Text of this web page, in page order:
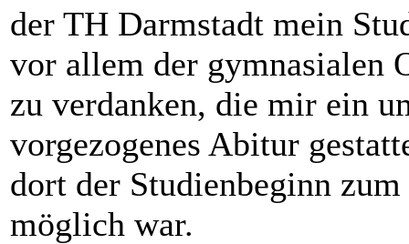
der TH Darmstadt mein
vor allem der gymnasialen
zu ­verdanken, die mir ein
vorgezogenes Abitur
dort der Studienbeginn
möglich war.